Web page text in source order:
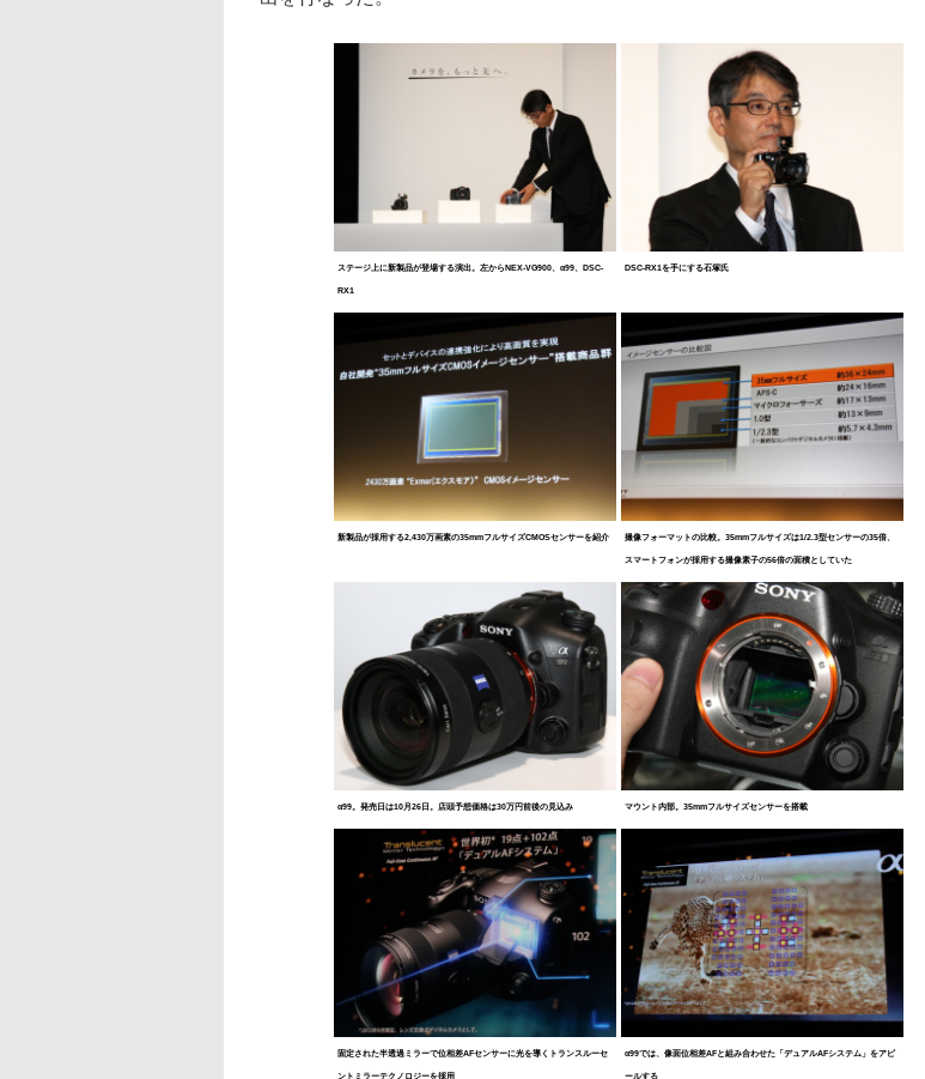
ステージ上に新製品が登場する演出。左からNEX-VG900、α99、DSC-
RX1
DSC-RX1を手にする石塚氏
新製品が採用する2,430万画素の35mmフルサイズCMOSセンサーを紹介 撮像フォーマットの比較。35mmフルサイズは1/2.3型センサーの35倍、
スマートフォンが採用する撮像素子の56倍の面積としていた
α99。発売日は10月26日。店頭予想価格は30万円前後の見込み マウント内部。35mmフルサイズセンサーを搭載
固定された半透過ミラーで位相差AFセンサーに光を導くトランスルーセ
ントミラーテクノロジーを採用
α99では、像面位相差AFと組み合わせた「デュアルAFシステム」をアピ
ールする